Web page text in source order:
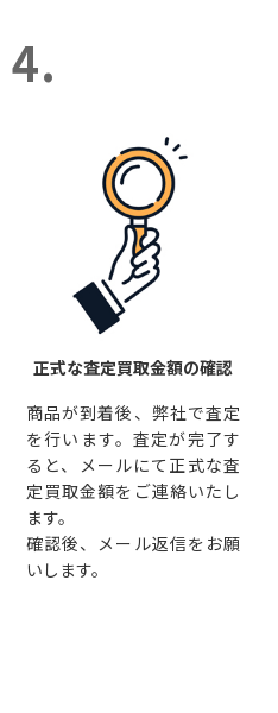
4.
正式な査定買取金額の確認
商品が到着後、弊社で査定
を行います。査定が完了す
ると、メールにて正式な査
定買取金額をご連絡いたし
ます。
確認後、メール返信をお願
いします。